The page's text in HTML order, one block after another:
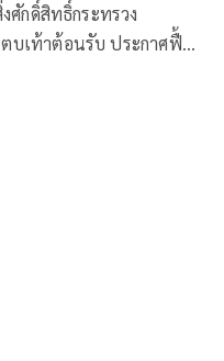
ศักดิ์สิทธิ์กระทรวง